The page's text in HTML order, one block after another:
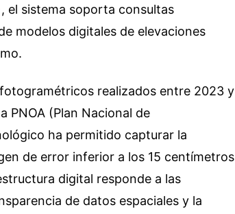
el sistema soporta consultas
modelos digitales de elevaciones
realizados entre 2023 y
PNOA (Plan Nacional de
ha permitido capturar la
de error inferior a los 15 centímetros
digital responde a las
de datos espaciales y la